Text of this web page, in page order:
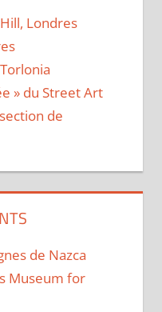
Londres
» du Street Art
de
de Nazca
Museum for